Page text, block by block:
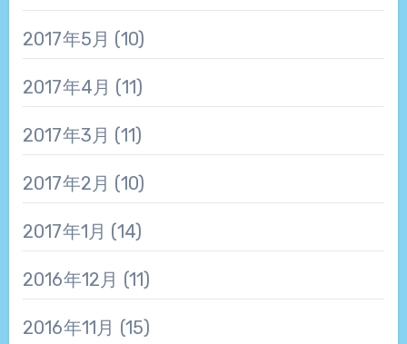
2017年5月 (10)
2017年4月 (11)
2017年3月 (11)
2017年2月 (10)
2017年1月 (14)
2016年12月 (11)
2016年11月 (15)